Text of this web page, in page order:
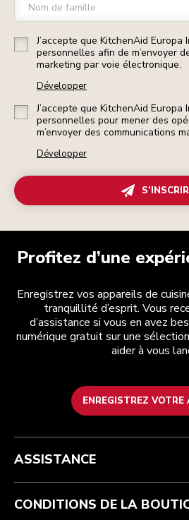
Nom de famille
J’accepte que KitchenAid
personnelles afin de m’envoyer
marketing par voie électronique.
Développer
J’accepte que KitchenAid
personnelles pour mener des
m’envoyer des communications
Développer
Profitez d’une
Enregistrez vos appareils de
tranquillité d’esprit. Vous
d’assistance si vous en avez
numérique gratuit sur une
aider à vous
ENREGISTREZ VOTRE
Service après-vente
Garantie et documents
Contactez-nous
Conditions générales de vente
Retours et remboursements
Imprint
ODR
La marque
Trouver une boutique
ASSISTANCE
CONDITIONS DE LA